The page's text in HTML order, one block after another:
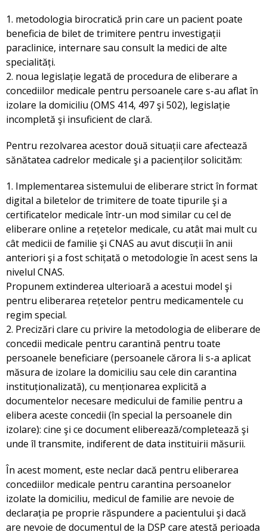
1. metodologia birocratică prin care un pacient poate
beneficia de bilet de trimitere pentru investigații
paraclinice, internare sau consult la medici de alte
specialități.
2. noua legislație legată de procedura de eliberare a
concediilor medicale pentru persoanele care s-au aflat în
izolare la domiciliu (OMS 414, 497 şi 502), legislație
incompletă şi insuficient de clară.
Pentru rezolvarea acestor două situații care afectează
sănătatea cadrelor medicale şi a pacienților solicităm:
1. Implementarea sistemului de eliberare strict în format
digital a biletelor de trimitere de toate tipurile şi a
certificatelor medicale într-un mod similar cu cel de
eliberare online a rețetelor medicale, cu atât mai mult cu
cât medicii de familie şi CNAS au avut discuții în anii
anteriori şi a fost schițată o metodologie în acest sens la
nivelul CNAS.
Propunem extinderea ulterioară a acestui model şi
pentru eliberarea rețetelor pentru medicamentele cu
regim special.
2. Precizări clare cu privire la metodologia de eliberare de
concedii medicale pentru carantină pentru toate
persoanele beneficiare (persoanele cărora li s-a aplicat
măsura de izolare la domiciliu sau cele din carantina
instituționalizată), cu menționarea explicită a
documentelor necesare medicului de familie pentru a
elibera aceste concedii (în special la persoanele din
izolare): cine şi ce document eliberează/completează şi
unde îl transmite, indiferent de data instituirii măsurii.
În acest moment, este neclar dacă pentru eliberarea
concediilor medicale pentru carantina persoanelor
izolate la domiciliu, medicul de familie are nevoie de
declarația pe proprie răspundere a pacientului şi dacă
are nevoie de documentul de la DSP care atestă perioada